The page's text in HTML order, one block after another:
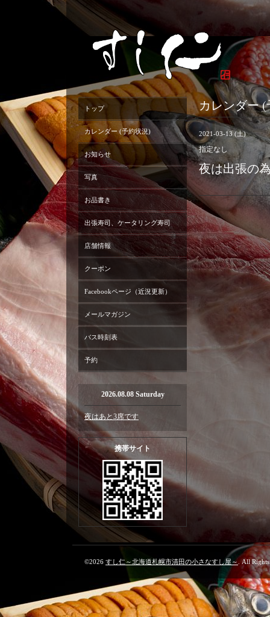
カレンダー
2021-03-13 (土)
指定なし
夜は出張の
トップ
カレンダー (予約状況)
お知らせ
写真
お品書き
出張寿司、ケータリング寿司
店舗情報
クーポン
Facebookページ（近況更新）
メールマガジン
バス時刻表
予約
2026.08.08 Saturday
夜はあと3席です
携帯サイト
©2026 すし仁～北海道札幌市清田の小さなすし屋～ . All